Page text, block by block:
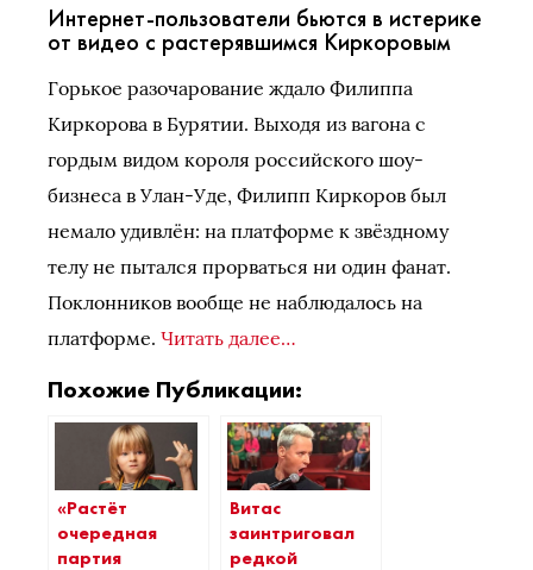
Интернет-пользователи бьются в истерике
от видео с растерявшимся Киркоровым
Горькое разочарование ждало Филиппа
Киркорова в Бурятии. Выходя из вагона с
гордым видом короля российского шоу-
бизнеса в Улан-Уде, Филипп Киркоров был
немало удивлён: на платформе к звёздному
телу не пытался прорваться ни один фанат.
Поклонников вообще не наблюдалось на
платформе. Читать далее…
Похожие Публикации:
«Растёт
очередная
партия
Витас
заинтриговал
редкой